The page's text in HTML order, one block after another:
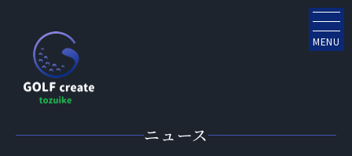
MENU
ニュース